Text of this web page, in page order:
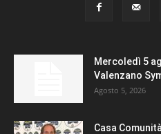
Mercoledì 5
Valenzano
Agosto 5, 2026
Casa